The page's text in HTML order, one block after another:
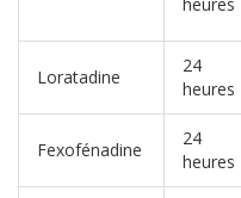
heures
Loratadine
24
heures
Fexofénadine
24
heures